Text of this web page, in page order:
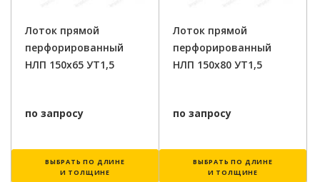
Лоток прямой
перфорированный
НЛП 150х65 УТ1,5
по запросу
ВЫБРАТЬ ПО ДЛИНЕ
И ТОЛЩИНЕ
Лоток прямой
перфорированный
НЛП 150х80 УТ1,5
по запросу
ВЫБРАТЬ ПО ДЛИНЕ
И ТОЛЩИНЕ